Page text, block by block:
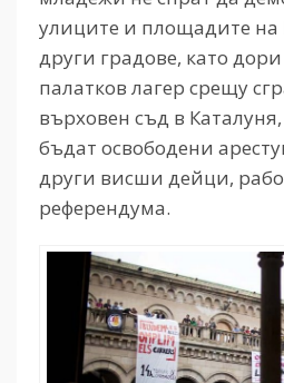
улиците и площадите на
други градове, като
палатков лагер срещу
върховен съд в
бъдат освободени
други висши дейци,
референдума.